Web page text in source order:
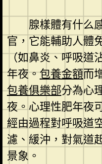
腺樣體有什么
官，它能輔助人體
（如鼻炎、呼吸道
年夜。包養金額而
包養俱樂部分為心
夜。心理性肥年夜
經由過程對呼吸道
濾、緩沖，對氣道
景象。